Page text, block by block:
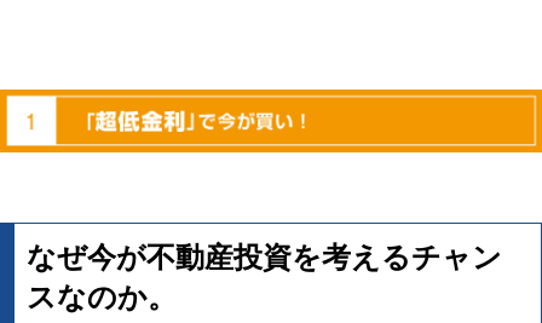
なぜ今が不動産投資を考えるチャン
スなのか。